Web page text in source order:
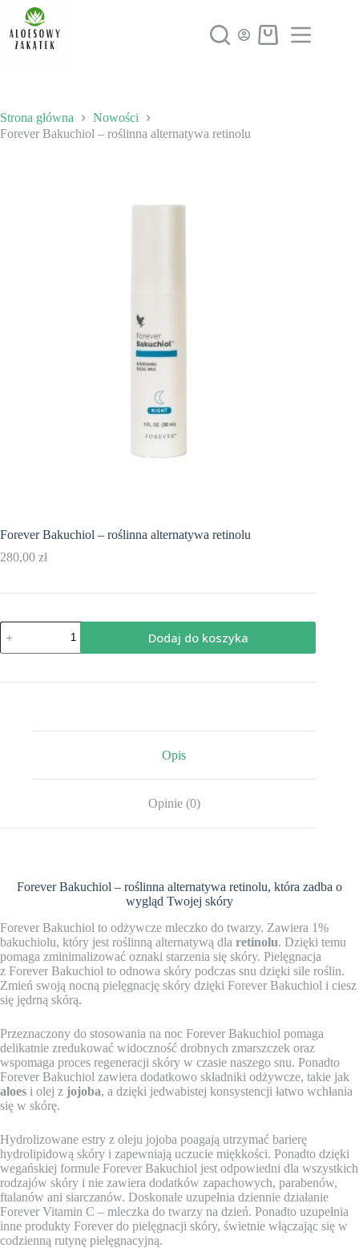
Przejdź
treści
Koszyk
Strona główna
Nowości
Forever Bakuchiol – roślinna alternatywa retinolu
Forever Bakuchiol – roślinna alternatywa retinolu
280,00 zł
ilość
Forever
Bakuchiol
roślinna
Dodaj do koszyka
Opis
Opinie (0)
Forever Bakuchiol – roślinna alternatywa retinolu, która zadba o
wygląd Twojej skóry
Forever Bakuchiol to odżywcze mleczko do twarzy. Zawiera 1%
bakuchiolu, który jest roślinną alternatywą dla retinolu. Dzięki temu
pomaga zminimalizować oznaki starzenia się skóry. Pielęgnacja
z Forever Bakuchiol to odnowa skóry podczas snu dzięki sile roślin.
Zmień swoją nocną pielęgnację skóry dzięki Forever Bakuchiol i ciesz
się jędrną skórą.
Przeznaczony do stosowania na noc Forever Bakuchiol pomaga
delikatnie zredukować widoczność drobnych zmarszczek oraz
wspomaga proces regeneracji skóry w czasie naszego snu. Ponadto
Forever Bakuchiol zawiera dodatkowo składniki odżywcze, takie jak
aloes i olej z jojoba, a dzięki jedwabistej konsystencji łatwo wchłania
się w skórę.
Hydrolizowane estry z oleju jojoba poagają utrzymać barierę
hydrolipidową skóry i zapewniają uczucie miękkości. Ponadto dzięki
wegańskiej formule Forever Bakuchiol jest odpowiedni dla wszystkich
rodzajów skóry i nie zawiera dodatków zapachowych, parabenów,
ftalanów ani siarczanów. Doskonale uzupełnia dziennie działanie
Forever Vitamin C – mleczka do twarzy na dzień. Ponadto uzupełnia
inne produkty Forever do pielęgnacji skóry, świetnie włączając się w
codzienną rutynę pielęgnacyjną.